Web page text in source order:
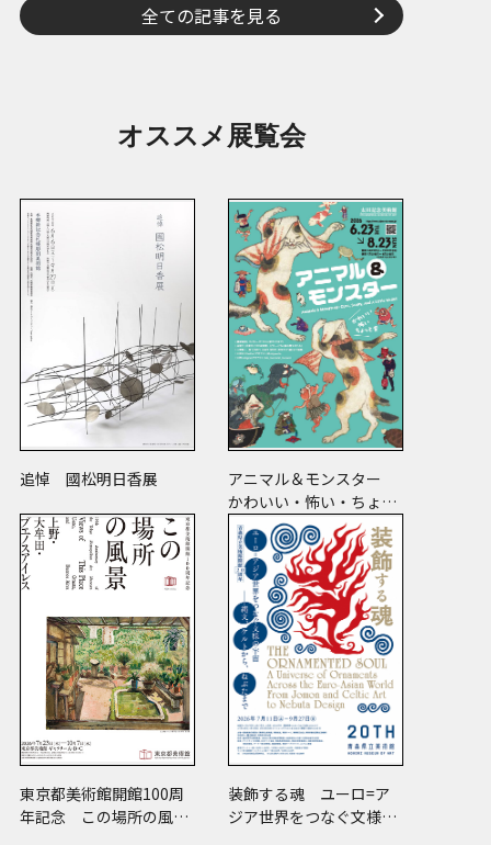
全ての記事を見る
オススメ展覧会
追悼 國松明日香展
アニマル＆モンスター
かわいい・怖い・ちょっ
と変
東京都美術館開館100周
年記念 この場所の風景
装飾する魂 ユーロ=ア
ジア世界をつなぐ文様の